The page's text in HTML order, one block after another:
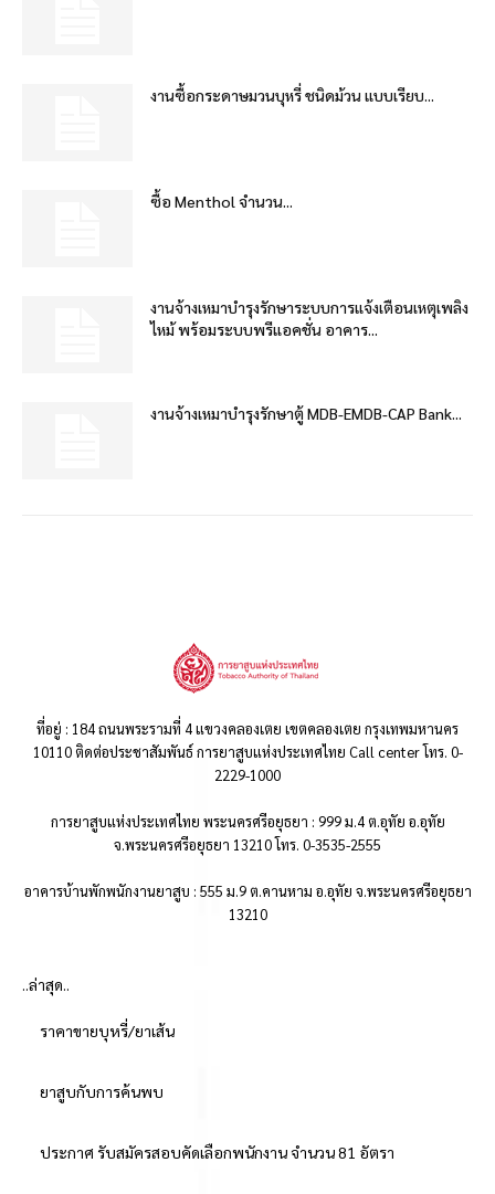
งานซื้อกระดาษมวนบุหรี่ ชนิดม้วน แบบเรียบ...
ซื้อ Menthol จำนวน...
งานจ้างเหมาบำรุงรักษาระบบการแจ้งเตือนเหตุเพลิง
ไหม้ พร้อมระบบพรีแอคชั่น อาคาร...
งานจ้างเหมาบำรุงรักษาตู้ MDB-EMDB-CAP Bank...
ที่อยู่ : 184 ถนนพระรามที่ 4 แขวงคลองเตย เขตคลองเตย กรุงเทพมหานคร
10110 ติดต่อประชาสัมพันธ์ การยาสูบแห่งประเทศไทย Call center โทร. 0-
2229-1000
การยาสูบแห่งประเทศไทย พระนครศรีอยุธยา : 999 ม.4 ต.อุทัย อ.อุทัย
จ.พระนครศรีอยุธยา 13210 โทร. 0-3535-2555
อาคารบ้านพักพนักงานยาสูบ : 555 ม.9 ต.คานหาม อ.อุทัย จ.พระนครศรีอยุธยา
13210
..ล่าสุด..
ราคาขายบุหรี่/ยาเส้น
ยาสูบกับการค้นพบ
ประกาศ รับสมัครสอบคัดเลือกพนักงาน จำนวน 81 อัตรา